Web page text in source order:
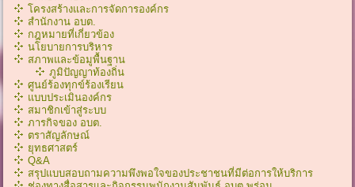
โครงสร้างและการจัดการองค์กร
สำนักงาน อบต.
กฎหมายที่เกี่ยวข้อง
นโยบายการบริหาร
สภาพและข้อมูพื้นฐาน
ภูมิปัญญาท้องถิ่น
ศูนย์ร้องทุกข์ร้องเรียน
แบบประเมินองค์กร
สมาชิกเข้าสู่ระบบ
ภารกิจของ อบต.
ตราสัญลักษณ์
ยุทธศาสตร์
Q&A
สรุปแบบสอบถามความพึงพอใจของประชาชนที่มีต่อการให้บริการ